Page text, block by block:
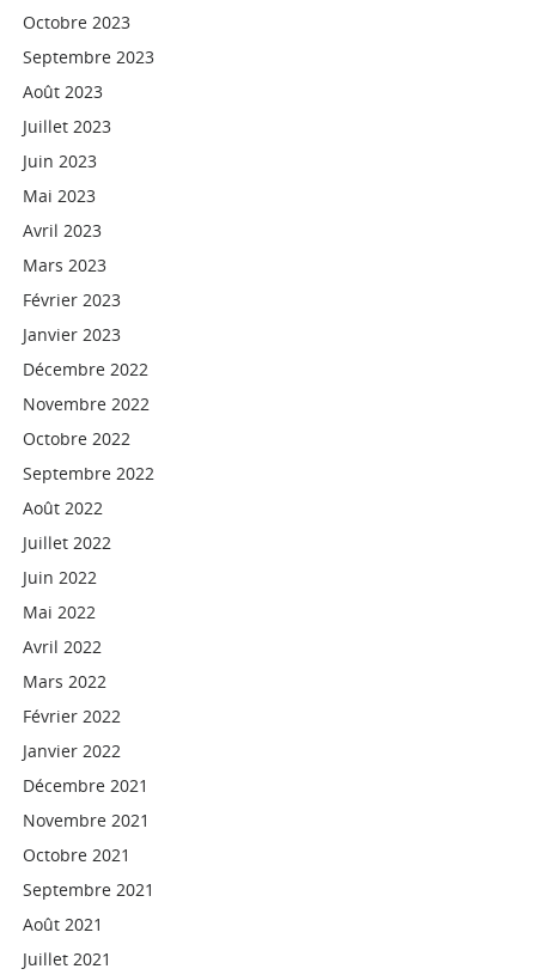
Octobre 2023
Septembre 2023
Août 2023
Juillet 2023
Juin 2023
Mai 2023
Avril 2023
Mars 2023
Février 2023
Janvier 2023
Décembre 2022
Novembre 2022
Octobre 2022
Septembre 2022
Août 2022
Juillet 2022
Juin 2022
Mai 2022
Avril 2022
Mars 2022
Février 2022
Janvier 2022
Décembre 2021
Novembre 2021
Octobre 2021
Septembre 2021
Août 2021
Juillet 2021